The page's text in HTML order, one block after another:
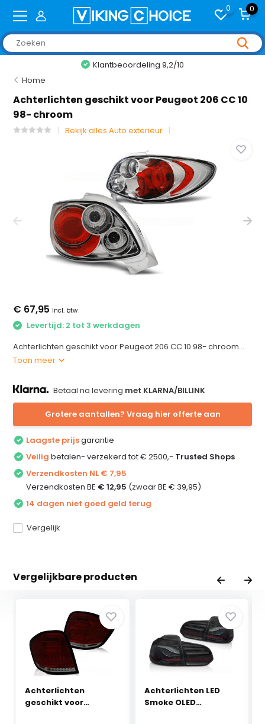
0 0
Klantbeoordeling 9,2/10
Home
Achterlichten geschikt voor Peugeot 206 CC 10
98- chroom
Bekijk alles Auto exterieur
€ 67,95 Incl. btw
Levertijd: 2 tot 3 werkdagen
Achterlichten geschikt voor Peugeot 206 CC 10 98- chroom...
Toon meer
Betaal na levering met KLARNA/BILLINK
Grotere aantallen? Vraag hier offerte aan
Laagste prijsgarantie
Veilig betalen- verzekerd tot € 2500,- Trusted Shops
Verzendkosten NL € 7,95
Verzendkosten BE € 12,95 (zwaar BE € 39,95)
14 dagen niet goed geld terug
Vergelijk
Vergelijkbare producten
Achterlichten
geschikt voor
Achterlichten LED
Smoke OLED